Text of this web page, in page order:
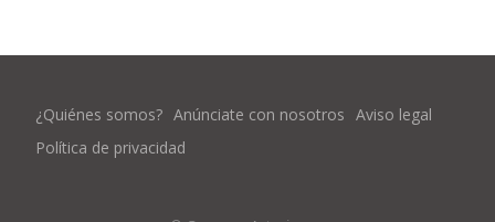
¿Quiénes somos? Anúnciate con nosotros Aviso legal
Política de privacidad